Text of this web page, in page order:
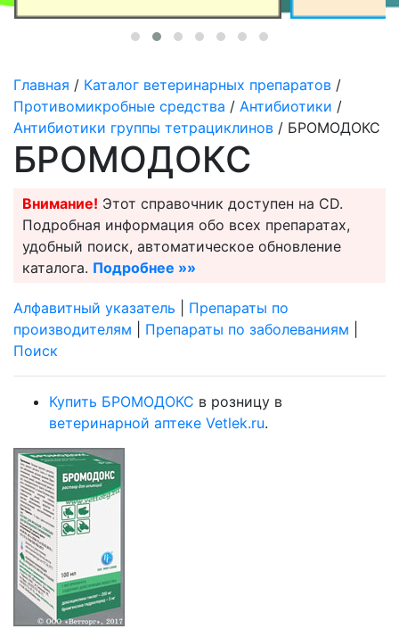
Главная / Каталог ветеринарных препаратов /
Противомикробные средства / Антибиотики /
Антибиотики группы тетрациклинов / БРОМОДОКС
БРОМОДОКС
Внимание! Этот справочник доступен на CD.
Подробная информация обо всех препаратах,
удобный поиск, автоматическое обновление
каталога. Подробнее »»
Алфавитный указатель
Препараты по
производителям
Препараты по заболеваниям
Поиск
Купить БРОМОДОКС в розницу в
ветеринарной аптеке Vetlek.ru.